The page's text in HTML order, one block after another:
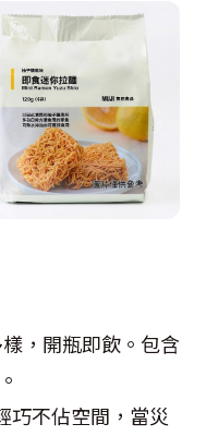
，開瓶即飲。包含
巧不佔空間，當災